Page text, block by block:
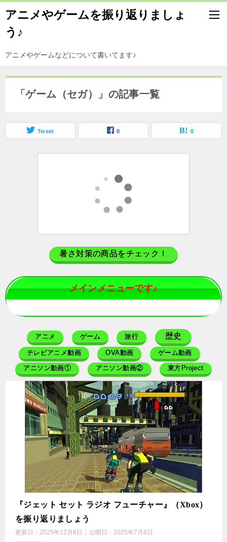
アニメやゲームを振り返りましょ
う♪
アニメやゲームなどについて書いてます♪
「ゲーム（セガ）」の記事一覧
Tweet 0 0
暑さ対策の商品をチェック！
メインメニューです♪
アニメ ゲーム 旅行 歴史
テレビアニメ動画 OVA動画 ゲーム動画
アニソン動画① アニソン動画② 東方Project
『ジェット セット ラジオ フューチャー』（Xbox）
を振り返りましょう
更新日： 2025年12月8日 公開日： 2025年7月8日